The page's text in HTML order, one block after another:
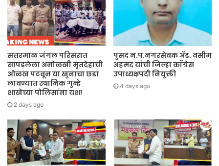
सत्तरमाळ जंगल परिसरात
सापडलेला अनोळखी मृतदेहाची
ओळख पटवून या खुनाचा छडा
लावण्यात स्थानिक गुन्हे
शाखेच्या पोलिसांना यश!
2 days ago
पुसद न.प.नगरसेवक ॲड. वसीम
अहमद यांची जिल्हा काँग्रेस
उपाध्यक्षपदी नियुक्ती
4 days ago